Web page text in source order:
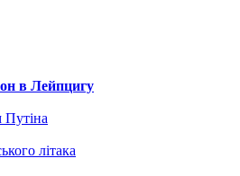
в Лейпцигу
Путіна
літака